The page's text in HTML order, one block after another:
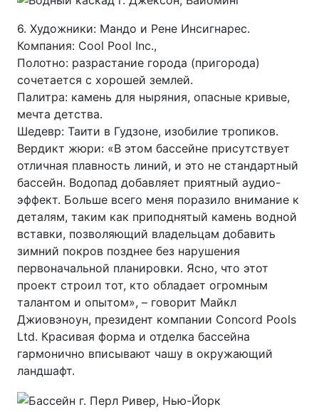
6. Художники: Мандо и Рене Инсигнарес.
Компания: Cool Pool Inc.,
Полотно: разрастание города (пригорода)
сочетается с хорошей землей.
Палитра: камень для ныряния, опасные кривые,
мечта детства.
Шедевр: Таити в Гудзоне, изобилие тропиков.
Вердикт жюри: «В этом бассейне присутствует
отличная плавность линий, и это не стандартный
бассейн. Водопад добавляет приятный аудио-
эффект. Больше всего меня поразило внимание к
деталям, таким как приподнятый камень водной
вставки, позволяющий владельцам добавить
зимний покров позднее без нарушения
первоначальной планировки. Ясно, что этот
проект строил тот, кто обладает огромным
талантом и опытом», – говорит Майкл
Джиовэноун, президент компании Concord Pools
Ltd. Красивая форма и отделка бассейна
гармонично вписывают чашу в окружающий
ландшафт.